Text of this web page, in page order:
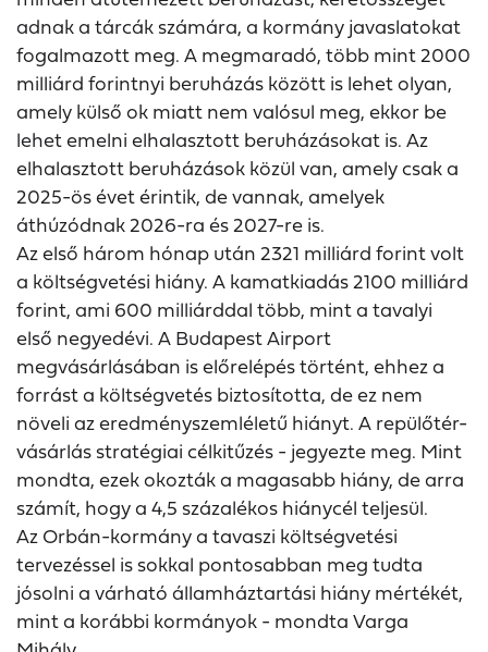
adnak a tárcák számára, a kormány javaslatokat
fogalmazott meg. A megmaradó, több mint 2000
milliárd forintnyi beruházás között is lehet olyan,
amely külső ok miatt nem valósul meg, ekkor be
lehet emelni elhalasztott beruházásokat is. Az
elhalasztott beruházások közül van, amely csak a
2025-ös évet érintik, de vannak, amelyek
áthúzódnak 2026-ra és 2027-re is.
Az első három hónap után 2321 milliárd forint volt
a költségvetési hiány. A kamatkiadás 2100 milliárd
forint, ami 600 milliárddal több, mint a tavalyi
első negyedévi. A Budapest Airport
megvásárlásában is előrelépés történt, ehhez a
forrást a költségvetés biztosította, de ez nem
növeli az eredményszemléletű hiányt. A repülőtér-
vásárlás stratégiai célkitűzés - jegyezte meg. Mint
mondta, ezek okozták a magasabb hiány, de arra
számít, hogy a 4,5 százalékos hiánycél teljesül.
Az Orbán-kormány a tavaszi költségvetési
tervezéssel is sokkal pontosabban meg tudta
jósolni a várható államháztartási hiány mértékét,
mint a korábbi kormányok - mondta Varga